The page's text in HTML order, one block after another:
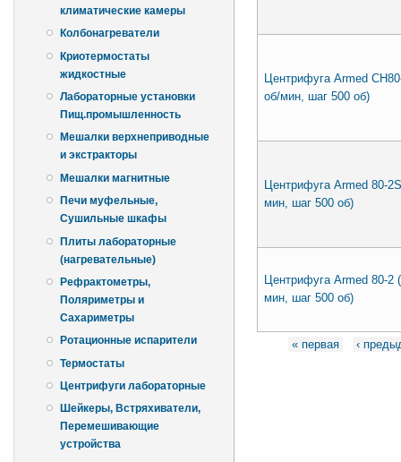
климатические камеры
Колбонагреватели
Криотермостаты
жидкостные
Лабораторные установки
Пищ.промышленность
Мешалки верхнеприводные
и экстракторы
Мешалки магнитные
Печи муфельные,
Сушильные шкафы
Плиты лабораторные
(нагревательные)
Рефрактометры,
Поляриметры и
Сахариметры
Ротационные испарители
Термостаты
Центрифуги лабораторные
Шейкеры, Встряхиватели,
Перемешивающие
устройства
Центрифуга Armed
об/мин, шаг 500 об)
Центрифуга Armed 80-
мин, шаг 500 об)
Центрифуга Armed 80-2
мин, шаг 500 об)
Страницы
« первая ‹